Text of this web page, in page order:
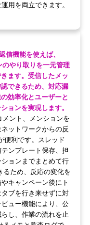
用を両立できます。
機能を使えば、
やり取りを一元管理
ます。受信したメッ
できるため、対応漏
効率化とユーザーと
ョンを実現します。
ント、メンションを
ットワークからの反
便利です。スレッド
ンプレート保存、担
ョンまでまとめて行
るため、反応の変化を
キャンペーン後にト
ブを行き来せずに対
ュー機能により、公
し、作業の流れを止